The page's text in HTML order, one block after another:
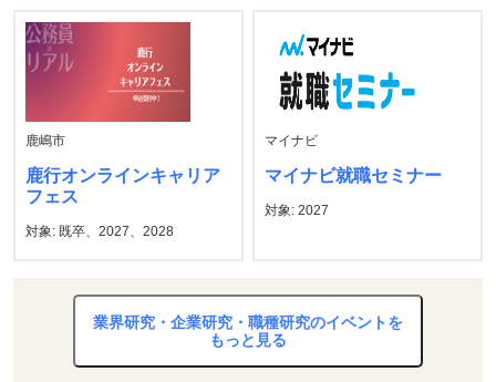
鹿嶋市
鹿行オンラインキャリア
フェス
対象: 既卒、2027、2028
マイナビ
マイナビ就職セミナー
対象: 2027
業界研究・企業研究・職種研究のイベントを
もっと見る